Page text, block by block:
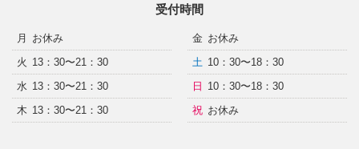
受付時間
月
お休み
火 13：30〜21：30
水 13：30〜21：30
木 13：30〜21：30
金 お休み
土 10：30〜18：30
日
10：30〜18：30
祝 お休み